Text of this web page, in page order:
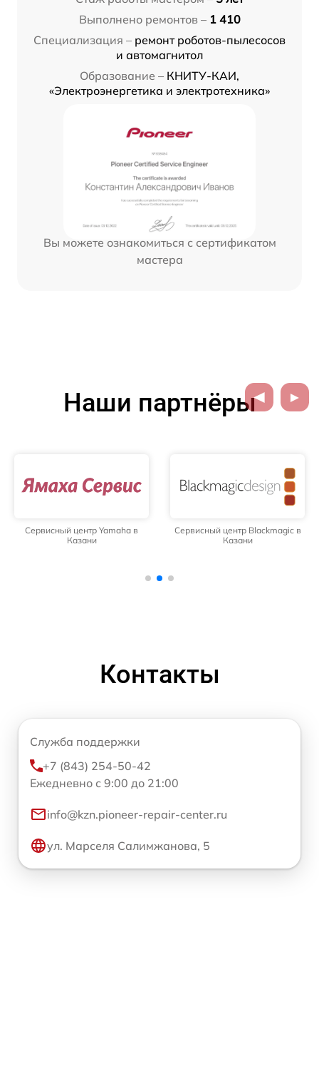
Выполнено ремонтов – 1 410
Специализация – ремонт роботов-пылесосов
и автомагнитол
Образование – КНИТУ-КАИ,
«Электроэнергетика и электротехника»
Вы можете ознакомиться с сертификатом
мастера
Наши партнёры
Сервисный центр Yamaha в
Казани
Сервисный центр Blackmagic в
Казани
Контакты
Служба поддержки
+7 (843) 254-50-42
Ежедневно с 9:00 до 21:00
info@kzn.pioneer-repair-center.ru
ул. Марселя Салимжанова, 5